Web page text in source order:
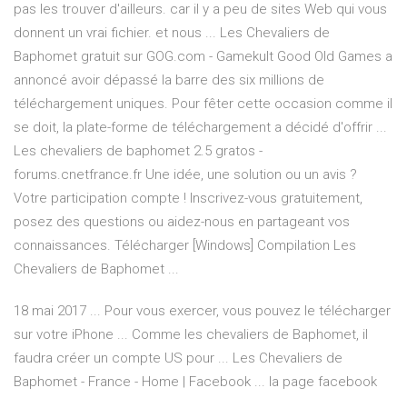
pas les trouver d'ailleurs. car il y a peu de sites Web qui vous
donnent un vrai fichier. et nous ... Les Chevaliers de
Baphomet gratuit sur GOG.com - Gamekult Good Old Games a
annoncé avoir dépassé la barre des six millions de
téléchargement uniques. Pour fêter cette occasion comme il
se doit, la plate-forme de téléchargement a décidé d'offrir ...
Les chevaliers de baphomet 2.5 gratos -
forums.cnetfrance.fr Une idée, une solution ou un avis ?
Votre participation compte ! Inscrivez-vous gratuitement,
posez des questions ou aidez-nous en partageant vos
connaissances. Télécharger [Windows] Compilation Les
Chevaliers de Baphomet ...
18 mai 2017 ... Pour vous exercer, vous pouvez le télécharger
sur votre iPhone ... Comme les chevaliers de Baphomet, il
faudra créer un compte US pour ... Les Chevaliers de
Baphomet - France - Home | Facebook ... la page facebook